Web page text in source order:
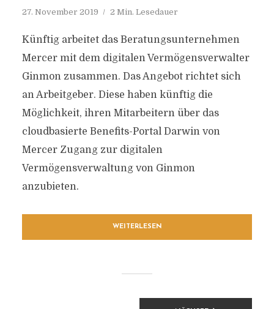
27. November 2019 2 Min. Lesedauer
Künftig arbeitet das Beratungsunternehmen
Mercer mit dem digitalen Vermögensverwalter
Ginmon zusammen. Das Angebot richtet sich
an Arbeitgeber. Diese haben künftig die
Möglichkeit, ihren Mitarbeitern über das
cloudbasierte Benefits-Portal Darwin von
Mercer Zugang zur digitalen
Vermögensverwaltung von Ginmon
anzubieten.
WEITERLESEN